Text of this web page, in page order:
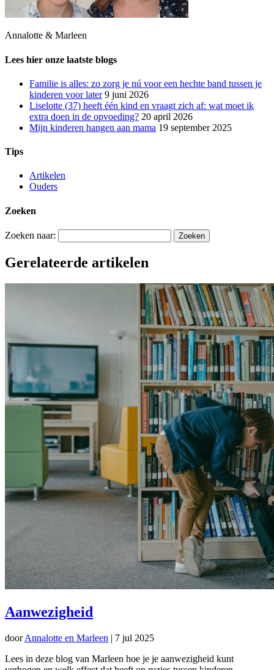
Annalotte & Marleen
Lees hier onze laatste blogs
Familie is alles: zo zorg je nú voor een hechte band tussen je
kinderen voor later 9 juni 2026
Liselotte (37) heeft één kind en vraagt zich af: wat moet ik
extra doen in de opvoeding? 20 april 2026
Mijn kinderen hangen aan mama 19 september 2025
Tips
Artikelen
Ouders
Zoeken
Zoeken naar:
Gerelateerde artikelen
Aanwezigheid
doorAnnalotte en Marleen | 7 jul 2025
Lees in deze blog van Marleen hoe je je aanwezigheid kunt